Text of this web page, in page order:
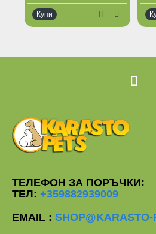
Купи
ТЕЛЕФОН ЗА ПОРЪЧКИ:
ТЕЛ: +359882939009
EMAIL : SHOP@KARASTO-